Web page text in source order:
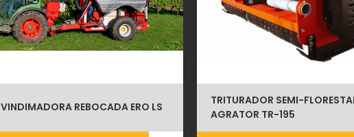
VINDIMADORA REBOCADA ERO LS
TRITURADOR SEMI-
AGRATOR TR-195